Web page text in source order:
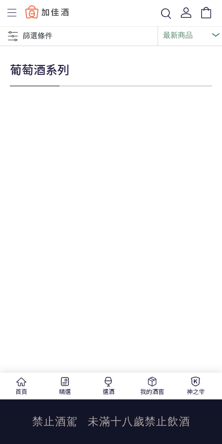
Baccus
篩選條件
葡萄酒系列
首頁 精選 選酒 我的酒窖 神之雫
禁止酒駕 未滿十八歲禁止飲酒